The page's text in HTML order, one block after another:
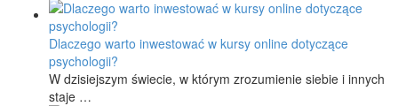
Dlaczego warto inwestować w kursy online dotyczące
psychologii?
W dzisiejszym świecie, w którym zrozumienie siebie i innych
staje …